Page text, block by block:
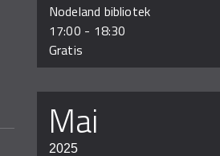
Nodeland bibliotek
17:00 - 18:30
Gratis
mai
2025